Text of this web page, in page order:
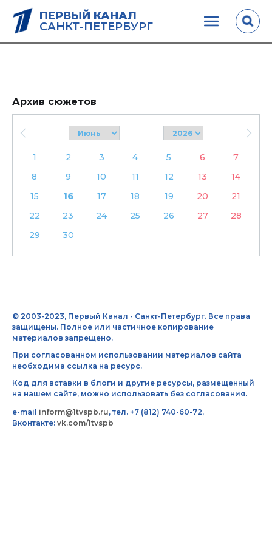
ПЕРВЫЙ КАНАЛ
САНКТ-ПЕТЕРБУРГ
Архив сюжетов
1 2 3 4 5 6
7
8
9 10 11 12 13
14
15
16 17 18 19 20
21
22
23 24 25 26 27
28
29
30
© 2003-2023, Первый Канал - Санкт-Петербург. Все права
защищены. Полное или частичное копирование
материалов запрещено.
При согласованном использовании материалов сайта
необходима ссылка на ресурс.
Код для вставки в блоги и другие ресурсы, размещенный
на нашем сайте, можно использовать без согласования.
e-mail inform@1tvspb.ru, тел. +7 (812) 740-60-72,
Вконтакте: vk.com/1tvspb